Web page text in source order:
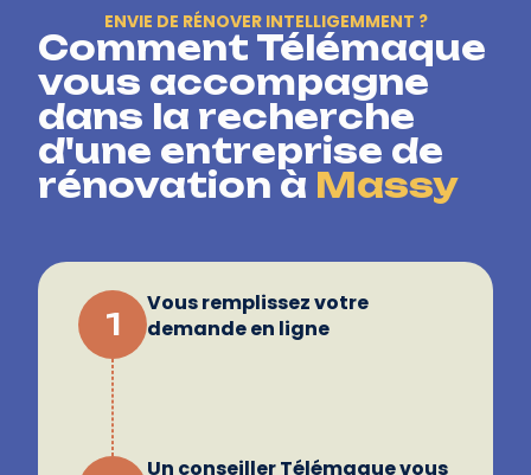
ENVIE DE RÉNOVER INTELLIGEMMENT ?
Comment Télémaque
vous accompagne
dans la recherche
d'une entreprise de
rénovation à Massy
1
Vous remplissez votre
demande en ligne
Un conseiller Télémaque vous